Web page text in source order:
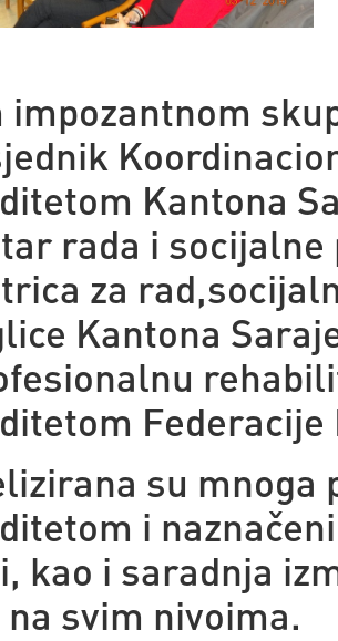
impozantnom
Kantona
rada i socijalne
za
Kantona
Federacije
su mnoga
i
kao i saradnja
svim nivoima.